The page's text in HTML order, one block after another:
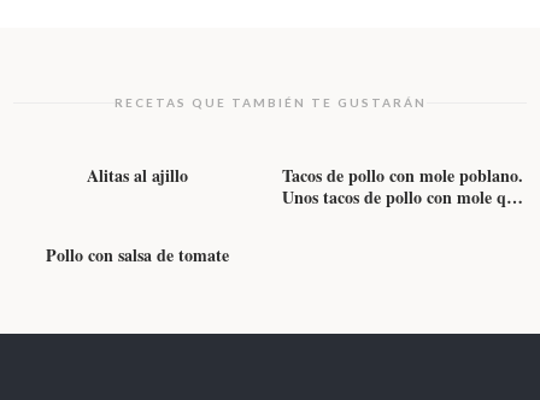
RECETAS QUE TAMBIÉN TE GUSTARÁN
Alitas al ajillo
Tacos de pollo con mole poblano.
Unos tacos de pollo con mole que
Pollo con salsa de tomate